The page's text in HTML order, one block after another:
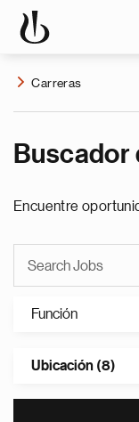
Carreras
Buscador
Encuentre
Función
Ubicación (8)